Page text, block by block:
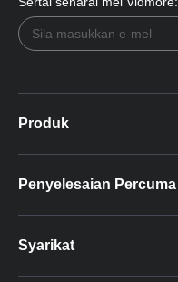
Produk
Penyelesaian Percuma
Syarikat